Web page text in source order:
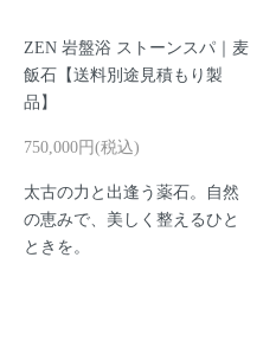
ZEN 岩盤浴 ストーンスパ｜麦
飯石【送料別途見積もり製
品】
750,000円(税込)
太古の力と出逢う薬石。自然
の恵みで、美しく整えるひと
ときを。